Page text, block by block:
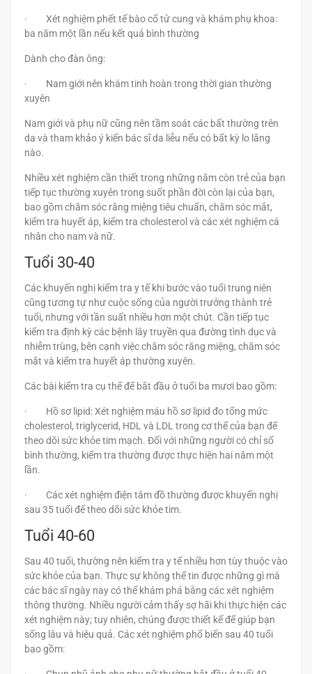
· Xét nghiệm phết tế bào cổ tử cung và khám phụ khoa:
ba năm một lần nếu kết quả bình thường
Dành cho đàn ông:
· Nam giới nên khám tinh hoàn trong thời gian thường
xuyên
Nam giới và phụ nữ cũng nên tầm soát các bất thường trên
da và tham khảo ý kiến ​​bác sĩ da liễu nếu có bất kỳ lo lắng
nào.
Nhiều xét nghiệm cần thiết trong những năm còn trẻ của bạn
tiếp tục thường xuyên trong suốt phần đời còn lại của bạn,
bao gồm chăm sóc răng miệng tiêu chuẩn, chăm sóc mắt,
kiểm tra huyết áp, kiểm tra cholesterol và các xét nghiệm cá
nhân cho nam và nữ.
Tuổi 30-40
Các khuyến nghị kiểm tra y tế khi bước vào tuổi trung niên
cũng tương tự như cuộc sống của người trưởng thành trẻ
tuổi, nhưng với tần suất nhiều hơn một chút. Cần tiếp tục
kiểm tra định kỳ các bệnh lây truyền qua đường tình dục và
nhiễm trùng, bên cạnh việc chăm sóc răng miệng, chăm sóc
mắt và kiểm tra huyết áp thường xuyên.
Các bài kiểm tra cụ thể để bắt đầu ở tuổi ba mươi bao gồm:
· Hồ sơ lipid: Xét nghiệm máu hồ sơ lipid đo tổng mức
cholesterol, triglycerid, HDL và LDL trong cơ thể của bạn để
theo dõi sức khỏe tim mạch. Đối với những người có chỉ số
bình thường, kiểm tra thường được thực hiện hai năm một
lần.
· Các xét nghiệm điện tâm đồ thường được khuyến nghị
sau 35 tuổi để theo dõi sức khỏe tim.
Tuổi 40-60
Sau 40 tuổi, thường nên kiểm tra y tế nhiều hơn tùy thuộc vào
sức khỏe của bạn. Thực sự không thể tin được những gì mà
các bác sĩ ngày nay có thể khám phá bằng các xét nghiệm
thông thường. Nhiều người cảm thấy sợ hãi khi thực hiện các
xét nghiệm này; tuy nhiên, chúng được thiết kế để giúp bạn
sống lâu và hiệu quả. Các xét nghiệm phổ biến sau 40 tuổi
bao gồm: